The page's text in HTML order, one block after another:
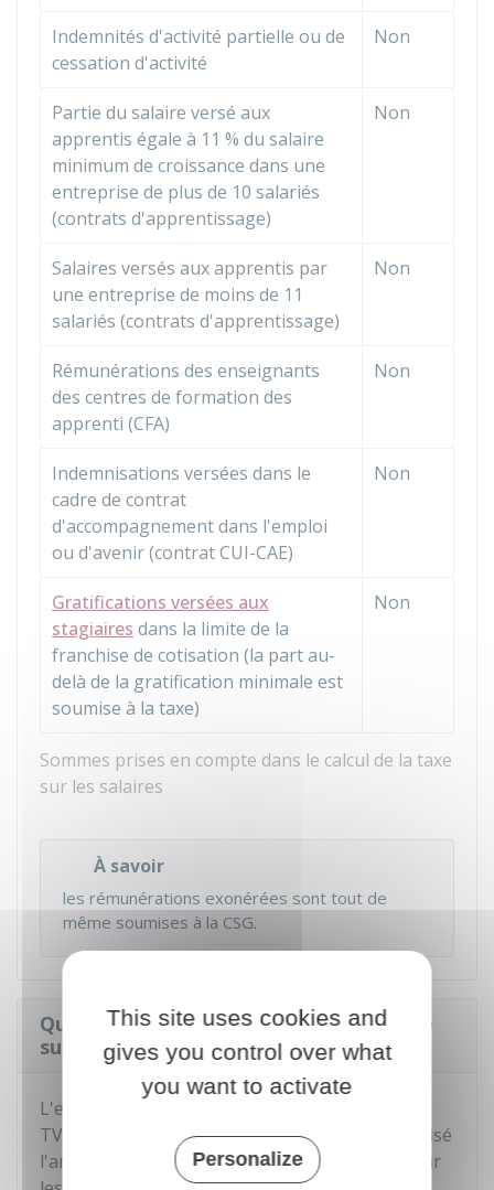
Sommes prises en compte dans le calcul de la taxe
sur les salaires
Indemnités d'activité partielle ou de
cessation d'activité
Non
Partie du salaire versé aux
apprentis égale à 11 % du salaire
minimum de croissance dans une
entreprise de plus de 10 salariés
(contrats d'apprentissage)
Non
Salaires versés aux apprentis par
une entreprise de moins de 11
salariés (contrats d'apprentissage)
Non
Rémunérations des enseignants
des centres de formation des
apprenti (CFA)
Non
Indemnisations versées dans le
cadre de contrat
d'accompagnement dans l'emploi
ou d'avenir (contrat CUI-CAE)
Non
Gratifications versées aux
stagiaires dans la limite de la
franchise de cotisation (la part au-
delà de la gratification minimale est
soumise à la taxe)
Non
À savoir
les rémunérations exonérées sont tout de
même soumises à la CSG.
Quel est le taux de soumission à la taxe
sur les salaires ?
L'entreprise qui est soumise au paiement de la
TVA sur moins de10 %du chiffre d'affaires réalisé
l'année avant le versement doit payer la taxe sur
This site uses cookies and
gives you control over what
you want to activate
Personalize